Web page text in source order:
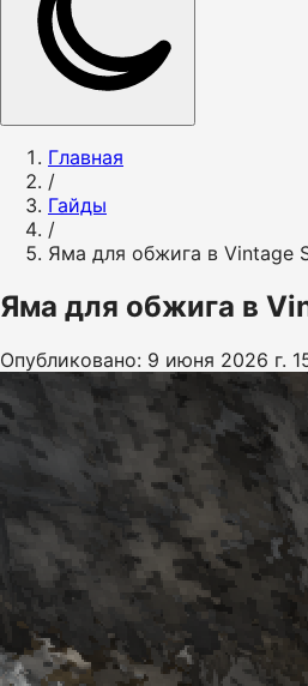
Главная
/
Гайды
/
Яма для обжига в Vintage
Яма для обжига в
Опубликовано: 9 июня 2026 г.